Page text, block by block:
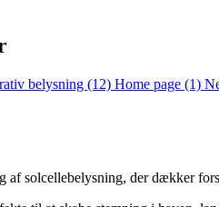
belysning (12) Home page (1)
af solcellebelysning, der dækker